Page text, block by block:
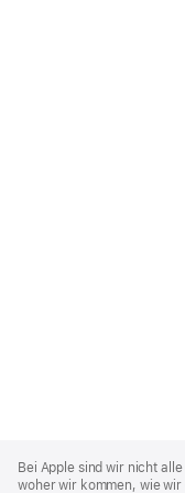
Footer
Bei Apple sind wir nicht
woher wir kommen, wie